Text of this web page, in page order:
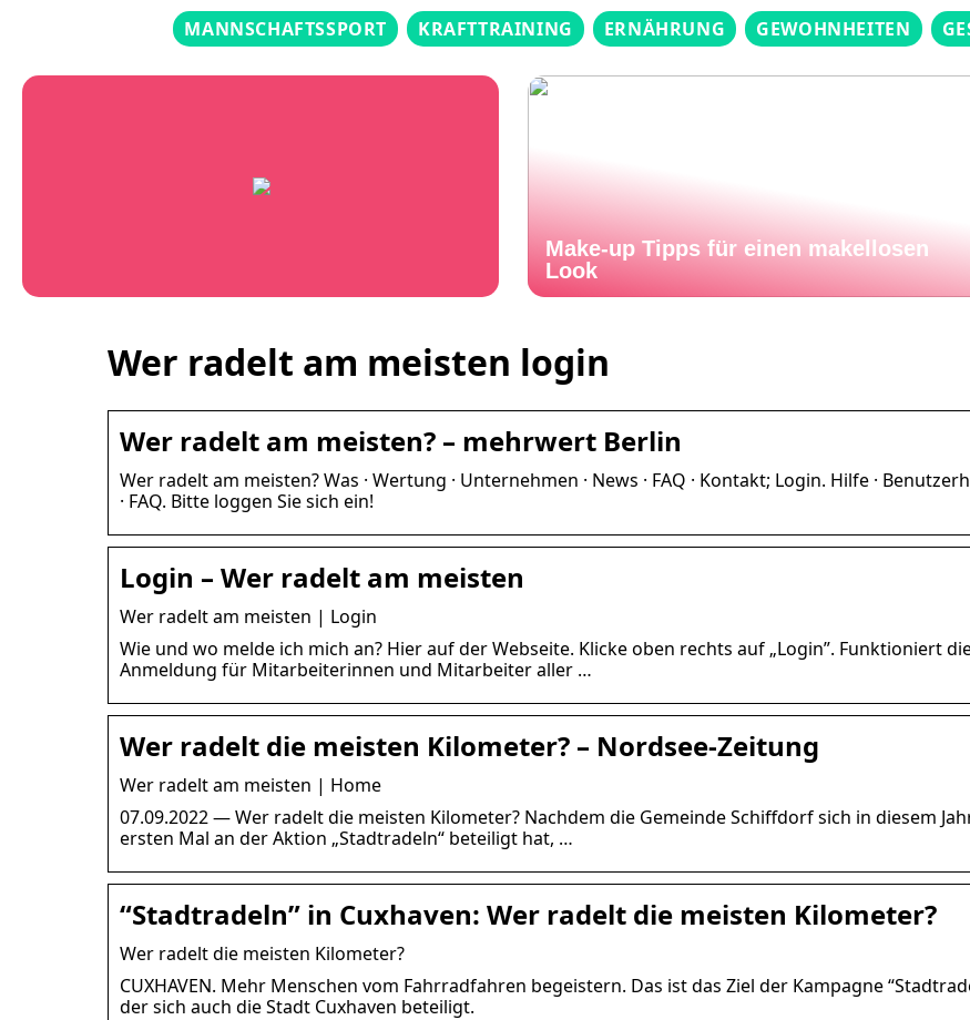
MANNSCHAFTSSPORT KRAFTTRAINING ERNÄHRUNG GEWOHNHEITEN
Make-up Tipps für einen makellosen
Look
Wer radelt am meisten login
Wer radelt am meisten? – mehrwert Berlin
Wer radelt am meisten? Was · Wertung · Unternehmen · News · FAQ · Kontakt; Login. Hilfe ·
· FAQ. Bitte loggen Sie sich ein!
Login – Wer radelt am meisten
Wer radelt am meisten | Login
Wie und wo melde ich mich an? Hier auf der Webseite. Klicke oben rechts auf „Login”. Funktioniert
Anmeldung für Mitarbeiterinnen und Mitarbeiter aller …
Wer radelt die meisten Kilometer? – Nordsee-Zeitung
Wer radelt am meisten | Home
07.09.2022 — Wer radelt die meisten Kilometer? Nachdem die Gemeinde Schiffdorf sich in diesem
ersten Mal an der Aktion „Stadtradeln“ beteiligt hat, …
“Stadtradeln” in Cuxhaven: Wer radelt die meisten Kilometer?
Wer radelt die meisten Kilometer?
CUXHAVEN. Mehr Menschen vom Fahrradfahren begeistern. Das ist das Ziel der Kampagne
der sich auch die Stadt Cuxhaven beteiligt.